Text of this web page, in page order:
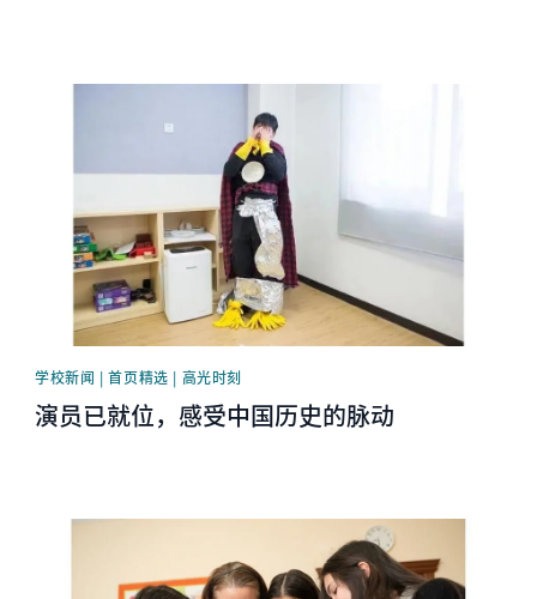
学校新闻 | 首页精选 | 高光时刻
演员已就位，感受中国历史的脉动
News image